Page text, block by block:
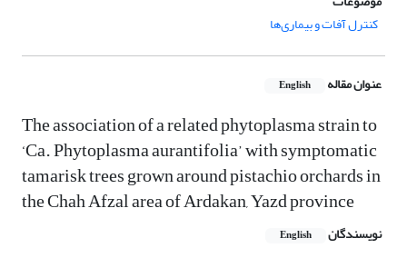
کنترل آفات و بیماری‌ها
عنوان مقاله English
The association of a related phytoplasma strain to
‘Ca. Phytoplasma aurantifolia’ with symptomatic
tamarisk trees grown around pistachio orchards in
the Chah Afzal area of Ardakan, Yazd province
نویسندگان English